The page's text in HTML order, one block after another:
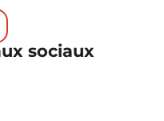
sociaux